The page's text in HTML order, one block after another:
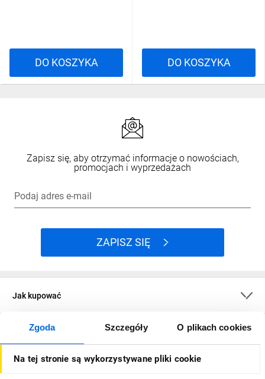
Zgoda Szczegóły O plikach cookies
Na tej stronie są wykorzystywane pliki cookie
DO KOSZYKA DO KOSZYKA
Zapisz się, aby otrzymać informacje o nowościach,
promocjach i wyprzedażach
Podaj adres e-mail
ZAPISZ SIĘ
Jak kupować
O firmie